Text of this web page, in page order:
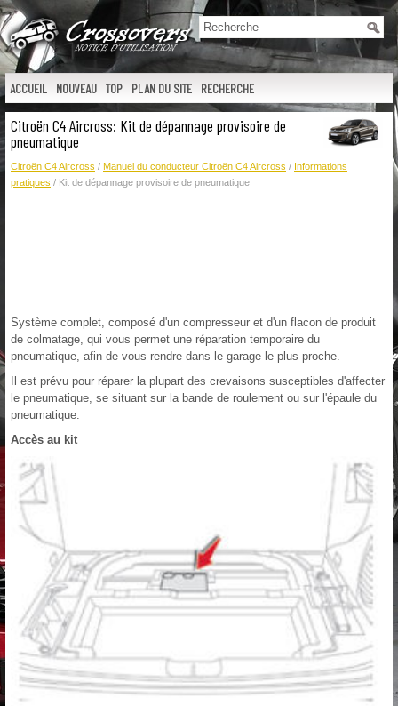
ACCUEIL NOUVEAU TOP PLAN DU SITE RECHERCHE
Citroën C4 Aircross: Kit de dépannage provisoire de
pneumatique
Citroën C4 Aircross / Manuel du conducteur Citroën C4 Aircross / Informations
pratiques / Kit de dépannage provisoire de pneumatique
Système complet, composé d'un compresseur et d'un flacon de produit
de colmatage, qui vous permet une réparation temporaire du
pneumatique, afin de vous rendre dans le garage le plus proche.
Il est prévu pour réparer la plupart des crevaisons susceptibles d'affecter
le pneumatique, se situant sur la bande de roulement ou sur l'épaule du
pneumatique.
Accès au kit